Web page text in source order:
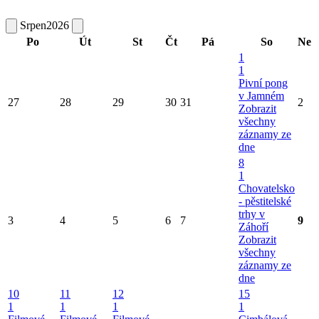
Srpen2026
Po
Út St Čt Pá So Ne
27 28 29 30 31
1
1
Pivní pong
v Jamném
Zobrazit
všechny
záznamy ze
dne
2
3 4 5 6 7
8
1
Chovatelsko
- pěstitelské
trhy v
Záhoří
Zobrazit
všechny
záznamy ze
dne
9
10
1
11
1
12
1
15
1